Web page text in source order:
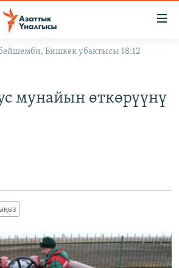
Бишкек убактысы 18:12
мунайын өткөрүүнү